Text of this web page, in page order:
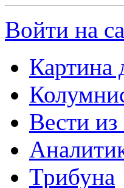
Войти на
Картина
Вести из
Трибуна